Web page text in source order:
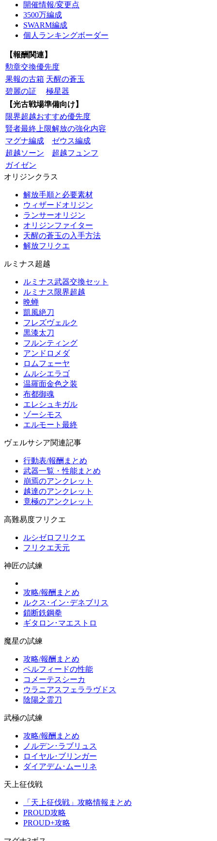
開催情報/変更点
3500万編成
SWARM編成
個人ランキングボーダー
【報酬関連】
勲章交換優先度
果報の古箱 天醒の蒼玉
碧麗の証
極星器
【光古戦場準備向け】
限界超越おすすめ優先度
賢者最終上限解放の強化内容
マグナ編成
ゼウス編成
超越ソーン
超越フュンフ
ガイゼン
オリジンクラス
解放手順と必要素材
ウィザードオリジン
ランサーオリジン
オリジンファイター
天醒の蒼玉の入手方法
解放フリクエ
ルミナス超越
ルミナス武器交換セット
ルミナス限界超越
晩蝉
凱風絶刀
フレズヴェルク
黒漆太刀
フルンティング
アンドロメダ
ロムフェーヤ
ムルシエラゴ
温羅面金色之装
布都御魂
エレシュキガル
ゾーシモス
エルモート最終
ヴェルサシア関連記事
行動表/報酬まとめ
武器一覧・性能まとめ
崩焉のアンクレット
越達のアンクレット
竟極のアンクレット
高難易度フリクエ
ルシゼロフリクエ
フリクエ天元
神匠の試練
攻略/報酬まとめ
ルクス･イン･デネブリス
鎖断鉄鋼拳
ギタロン･マエストロ
魔星の試練
攻略/報酬まとめ
ペルフィードの性能
コメーテスシーカ
ウラニアスフェララヴドス
陰陽之霊刀
武極の試練
攻略/報酬まとめ
ノルデン･ラブリュス
ロイヤル･ブリンガー
ダイアデム･ムーリネ
天上征伐戦
「天上征伐戦」攻略情報まとめ
PROUD攻略
PROUD+攻略